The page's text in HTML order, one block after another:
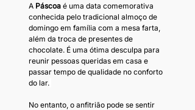
A Páscoa é uma data comemorativa
conhecida pelo tradicional almoço de
domingo em família com a mesa farta,
além da troca de presentes de
chocolate. É uma ótima desculpa para
reunir pessoas queridas em casa e
passar tempo de qualidade no conforto
do lar.
No entanto, o anfitrião pode se sentir